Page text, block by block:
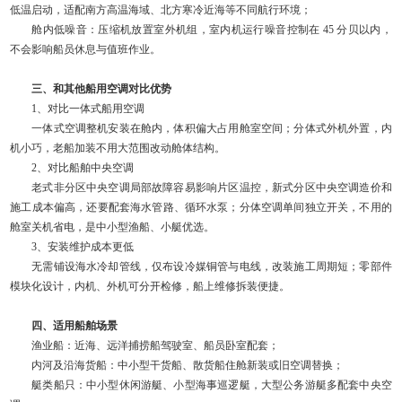
低温启动，适配南方高温海域、北方寒冷近海等不同航行环境；
舱内低噪音：压缩机放置室外机组，室内机运行噪音控制在 45 分贝以内，
不会影响船员休息与值班作业。
三、和其他船用空调对比优势
1、对比一体式船用空调
一体式空调整机安装在舱内，体积偏大占用舱室空间；分体式外机外置，内
机小巧，老船加装不用大范围改动舱体结构。
2、对比船舶中央空调
老式非分区中央空调局部故障容易影响片区温控，新式分区中央空调造价和
施工成本偏高，还要配套海水管路、循环水泵；分体空调单间独立开关，不用的
舱室关机省电，是中小型渔船、小艇优选。
3、安装维护成本更低
无需铺设海水冷却管线，仅布设冷媒铜管与电线，改装施工周期短；零部件
模块化设计，内机、外机可分开检修，船上维修拆装便捷。
四、适用船舶场景
渔业船：近海、远洋捕捞船驾驶室、船员卧室配套；
内河及沿海货船：中小型干货船、散货船住舱新装或旧空调替换；
艇类船只：中小型休闲游艇、小型海事巡逻艇，大型公务游艇多配套中央空